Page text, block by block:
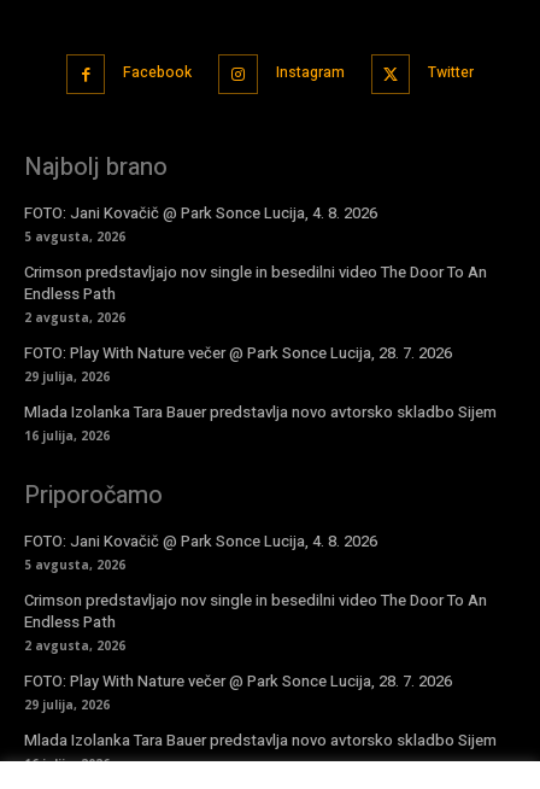
Facebook Instagram Twitter
Najbolj brano
FOTO: Jani Kovačič @ Park Sonce Lucija, 4. 8. 2026
5 avgusta, 2026
Crimson predstavljajo nov single in besedilni video The Door To An
Endless Path
2 avgusta, 2026
FOTO: Play With Nature večer @ Park Sonce Lucija, 28. 7. 2026
29 julija, 2026
Mlada Izolanka Tara Bauer predstavlja novo avtorsko skladbo Sijem
16 julija, 2026
Priporočamo
FOTO: Jani Kovačič @ Park Sonce Lucija, 4. 8. 2026
5 avgusta, 2026
Crimson predstavljajo nov single in besedilni video The Door To An
Endless Path
2 avgusta, 2026
FOTO: Play With Nature večer @ Park Sonce Lucija, 28. 7. 2026
29 julija, 2026
Mlada Izolanka Tara Bauer predstavlja novo avtorsko skladbo Sijem
16 julija, 2026